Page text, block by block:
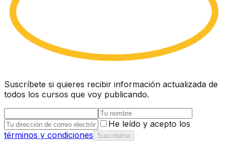
Suscríbete si quieres recibir información actualizada de
todos los cursos que voy publicando.
He leído y acepto los
términos y condiciones
Suscribirse